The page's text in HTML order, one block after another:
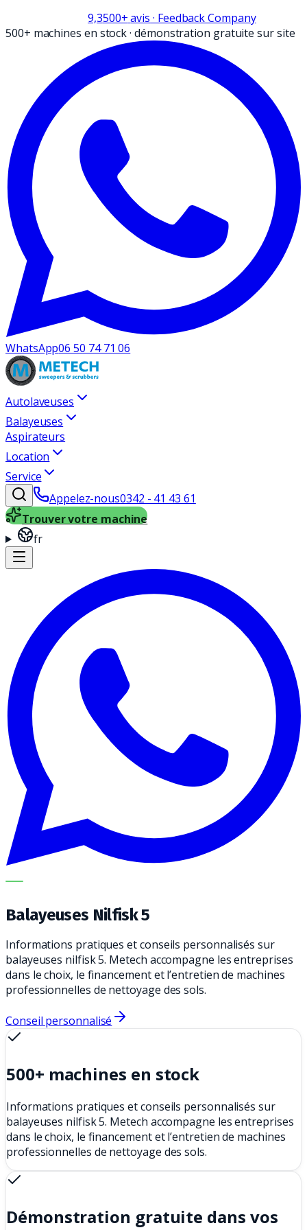
9,3500+avis · Feedback Company
500+ machines en stock·démonstration gratuite sur site
WhatsApp06 50 74 71 06
Autolaveuses
Balayeuses
Aspirateurs
Location
Service
Appelez-nous0342 - 41 43 61
Trouver votre machine
fr
METECH
Balayeuses Nilfisk 5
Informations pratiques et conseils personnalisés sur
balayeuses nilfisk 5. Metech accompagne les entreprises
dans le choix, le financement et l’entretien de machines
professionnelles de nettoyage des sols.
Conseil personnalisé
500+ machines en stock
Informations pratiques et conseils personnalisés sur
balayeuses nilfisk 5. Metech accompagne les entreprises
dans le choix, le financement et l’entretien de machines
professionnelles de nettoyage des sols.
Démonstration gratuite dans vos